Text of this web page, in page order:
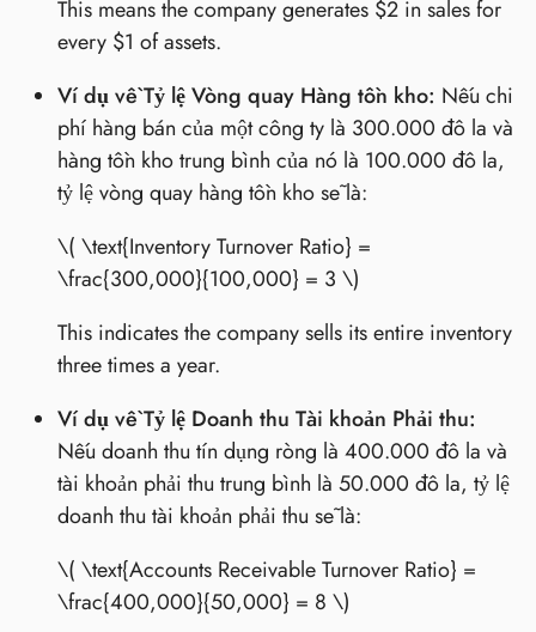
This means the company generates $2 in sales for
every $1 of assets.
Ví dụ về Tỷ lệ Vòng quay Hàng tồn kho: Nếu chi
phí hàng bán của một công ty là 300.000 đô la và
hàng tồn kho trung bình của nó là 100.000 đô la,
tỷ lệ vòng quay hàng tồn kho sẽ là:
\( \text{Inventory Turnover Ratio} =
\frac{300,000}{100,000} = 3 \)
This indicates the company sells its entire inventory
three times a year.
Ví dụ về Tỷ lệ Doanh thu Tài khoản Phải thu:
Nếu doanh thu tín dụng ròng là 400.000 đô la và
tài khoản phải thu trung bình là 50.000 đô la, tỷ lệ
doanh thu tài khoản phải thu sẽ là:
\( \text{Accounts Receivable Turnover Ratio} =
\frac{400,000}{50,000} = 8 \)